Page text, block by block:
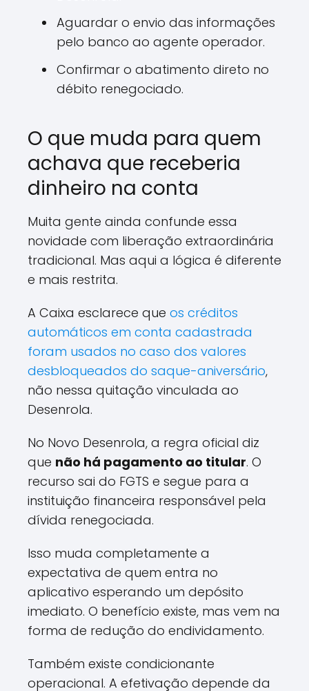
Aguardar o envio das informações
pelo banco ao agente operador.
Confirmar o abatimento direto no
débito renegociado.
O que muda para quem
achava que receberia
dinheiro na conta
Muita gente ainda confunde essa
novidade com liberação extraordinária
tradicional. Mas aqui a lógica é diferente
e mais restrita.
A Caixa esclarece que os créditos
automáticos em conta cadastrada
foram usados no caso dos valores
desbloqueados do saque-aniversário,
não nessa quitação vinculada ao
Desenrola.
No Novo Desenrola, a regra oficial diz
que não há pagamento ao titular. O
recurso sai do FGTS e segue para a
instituição financeira responsável pela
dívida renegociada.
Isso muda completamente a
expectativa de quem entra no
aplicativo esperando um depósito
imediato. O benefício existe, mas vem na
forma de redução do endividamento.
Também existe condicionante
operacional. A efetivação depende da